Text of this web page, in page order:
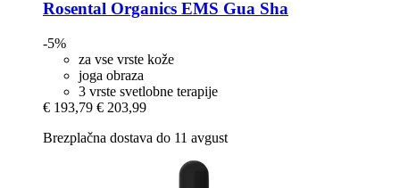
Rosental Organics EMS Gua Sha
-5%
za vse vrste kože
joga obraza
3 vrste svetlobne terapije
€ 193,79 € 203,99
Brezplačna dostava do 11 avgust